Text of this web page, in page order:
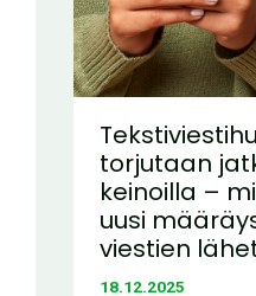
torjutaan
keinoilla –
uusi
viestien
18.12.2025